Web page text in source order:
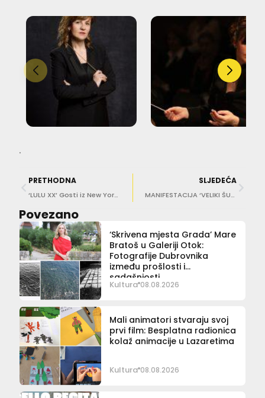
.
PRETHODNA
‘LULU XX’ Gosti iz New Yorka u KMD-u
SLJEDEĆA
MANIFESTACIJA ‘VELIKI ŠUŠUR’ Gradska glazba Dubrovnik gostovala je u Tivtu
Povezano
‘Skrivena mjesta Grada’ Mare
Bratoš u Galeriji Otok:
Fotografije Dubrovnika
između prošlosti i
sadašnjosti
Kultura 08.08.2026
Mali animatori stvaraju svoj
prvi film: Besplatna radionica
kolaž animacije u Lazaretima
Kultura 08.08.2026